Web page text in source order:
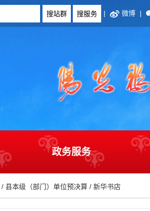
| 微博 |
政务服务
/ 县本级（部门）单位预决算 / 新华书店